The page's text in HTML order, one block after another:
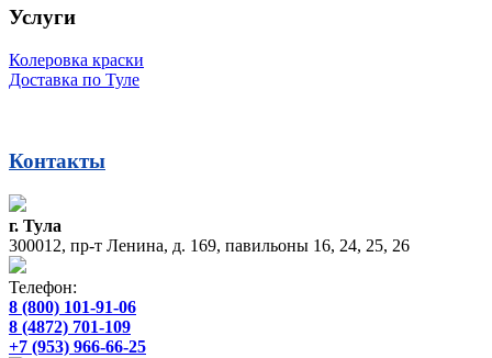
Услуги
Колеровка краски
Доставка по Туле
Контакты
г. Тула
300012, пр-т Ленина, д. 169, павильоны 16, 24, 25, 26
Телефон:
8 (800) 101-91-06
8 (4872) 701-109
+7 (953) 966-66-25